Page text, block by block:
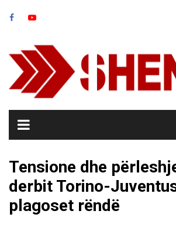
Tensione dhe
derbit Torino-
plagoset rëndë